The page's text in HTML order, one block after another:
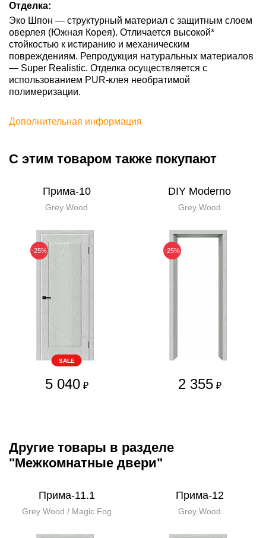
Отделка:
Эко Шпон — структурный материал с защитным слоем
оверлея (Южная Корея). Отличается высокой*
стойкостью к истиранию и механическим
повреждениям. Репродукция натуральных материалов
— Super Realistic. Отделка осуществляется с
использованием PUR-клея необратимой
полимеризации.
Дополнительная информация
С этим товаром также покупают
Прима-10
Grey Wood
-25%
SALE
5 040 ₽
DIY Moderno
Grey Wood
-25%
2 355 ₽
Другие товары в разделе
"Межкомнатные двери"
Прима-11.1
Grey Wood / Magic Fog
Прима-12
Grey Wood